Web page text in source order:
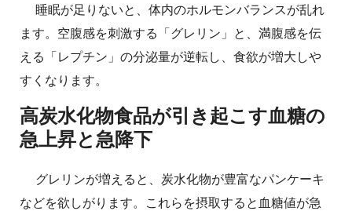
睡眠が足りないと、体内のホルモンバランスが乱れ
ます。空腹感を刺激する「グレリン」と、満腹感を伝
える「レプチン」の分泌量が逆転し、食欲が増大しや
すくなります。
高炭水化物食品が引き起こす血糖の
急上昇と急降下
グレリンが増えると、炭水化物が豊富なパンケーキ
などを欲しがります。これらを摂取すると血糖値が急